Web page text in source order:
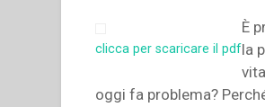
clicca per scaricare il pdf
È
la
oggi fa problema?